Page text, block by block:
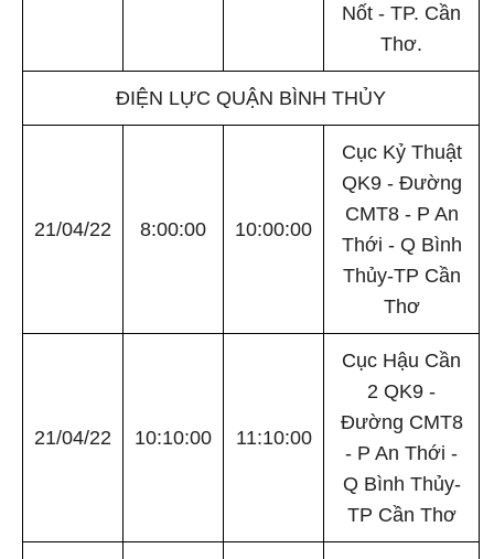
Nốt - TP. Cần
Thơ.
ĐIỆN LỰC QUẬN BÌNH THỦY
21/04/22 8:00:00 10:00:00
Cục Kỷ Thuật
QK9 - Đường
CMT8 - P An
Thới - Q Bình
Thủy-TP Cần
Thơ
21/04/22 10:10:00 11:10:00
Cục Hậu Cần
2 QK9 -
Đường CMT8
- P An Thới -
Q Bình Thủy-
TP Cần Thơ